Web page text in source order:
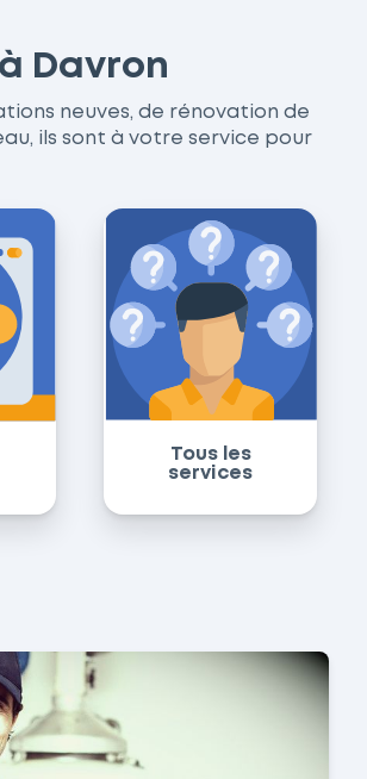
Davron
neuves, de rénovation de
ils sont à votre service pour
Tous les
services